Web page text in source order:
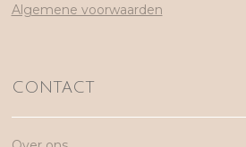
Algemene voorwaarden
CONTACT